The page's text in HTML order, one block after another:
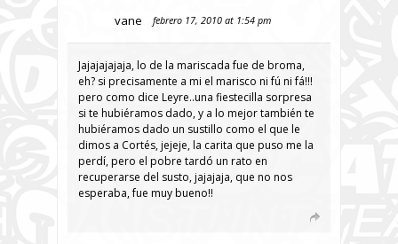
vane febrero 17, 2010 at 1:54 pm
Jajajajajaja, lo de la mariscada fue de broma,
eh? si precisamente a mi el marisco ni fú ni fá!!!
pero como dice Leyre..una fiestecilla sorpresa
si te hubiéramos dado, y a lo mejor también te
hubiéramos dado un sustillo como el que le
dimos a Cortés, jejeje, la carita que puso me la
perdí, pero el pobre tardó un rato en
recuperarse del susto, jajajaja, que no nos
esperaba, fue muy bueno!!